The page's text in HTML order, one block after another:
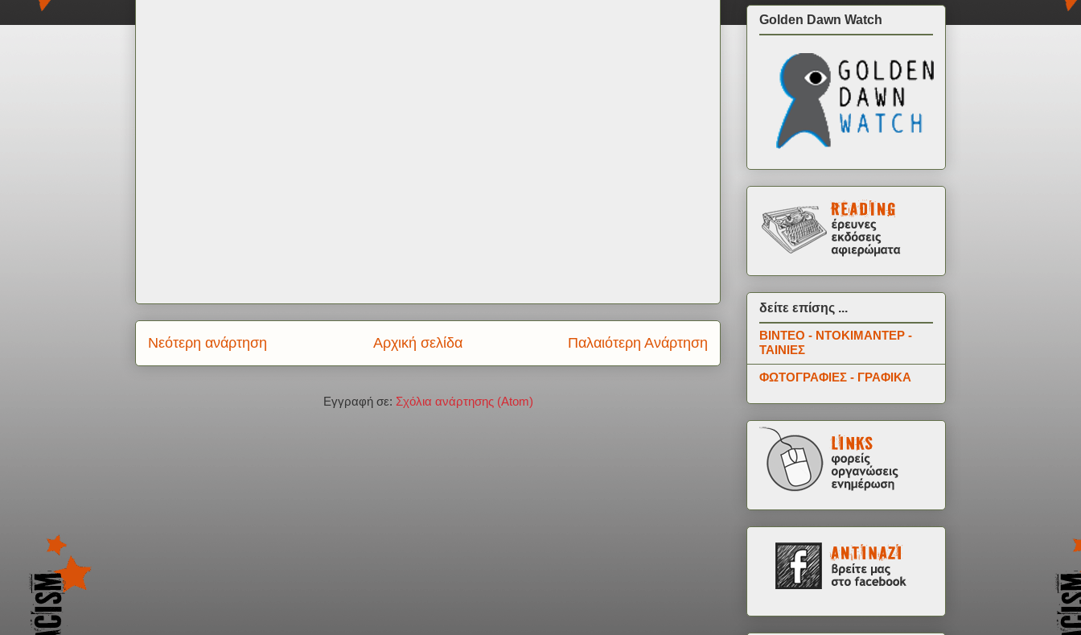
Νεότερη ανάρτηση Παλαιότερη Ανάρτηση
Αρχική σελίδα
Εγγραφή σε: Σχόλια ανάρτησης (Atom)
Golden Dawn Watch
δείτε επίσης ...
ΒΙΝΤΕΟ - ΝΤΟΚΙΜΑΝΤΕΡ -
ΤΑΙΝΙΕΣ
ΦΩΤΟΓΡΑΦΙΕΣ - ΓΡΑΦΙΚΑ